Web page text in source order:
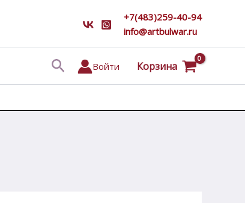
+7(483)259-40-94
info@artbulwar.ru
ПоискВойти Корзина